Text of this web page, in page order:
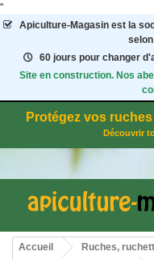
"
Apiculture-Magasinest la
60 jours pour changer
Site en construction. Nos
Protégez vos
Découvrir
Accueil
Ruches,